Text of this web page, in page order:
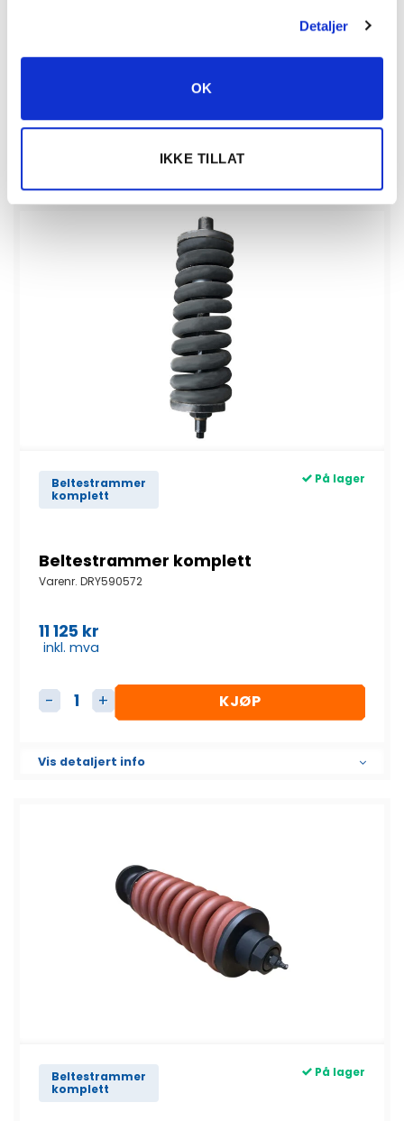
Detaljer
OK
IKKE TILLAT
inkl. mva
Beltestrammer komplett antall
Beltestrammer
komplett
På lager
Beltestrammer komplett
Varenr. DRY590572
11 125 kr
inkl. mva
Beltestrammer komplett antall
KJØP
Vis detaljert info
Beltestrammer
komplett
På lager